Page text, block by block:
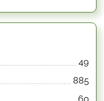
49
885
60